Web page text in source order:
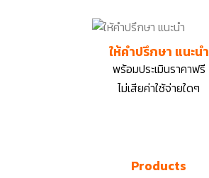
ให้คำปรึกษา แนะนำ
พร้อมประเมินราคาฟรี
ไม่เสียค่าใช้จ่ายใดๆ
Products